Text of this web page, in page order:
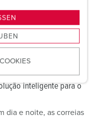
inteligente para o
dia e noite, as correias